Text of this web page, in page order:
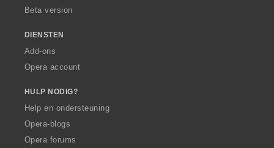
Beta version
DIENSTEN
Add-ons
Opera account
HULP NODIG?
Help en ondersteuning
Opera-blogs
Opera forums